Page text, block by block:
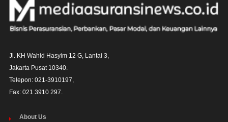
Jl. KH Wahid Hasyim 12 G, Lantai 3,
Jakarta Pusat 10340.
Telepon: 021-3910197,
Fax: 021 3910 297.
About Us